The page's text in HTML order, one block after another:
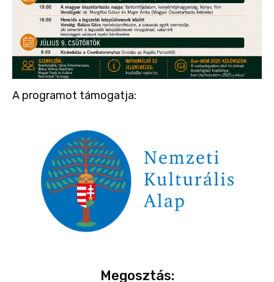
A programot támogatja:
Megosztás: